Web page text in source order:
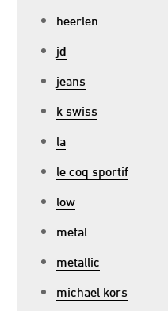
heerlen
jd
jeans
k swiss
la
le coq sportif
low
metal
metallic
michael kors